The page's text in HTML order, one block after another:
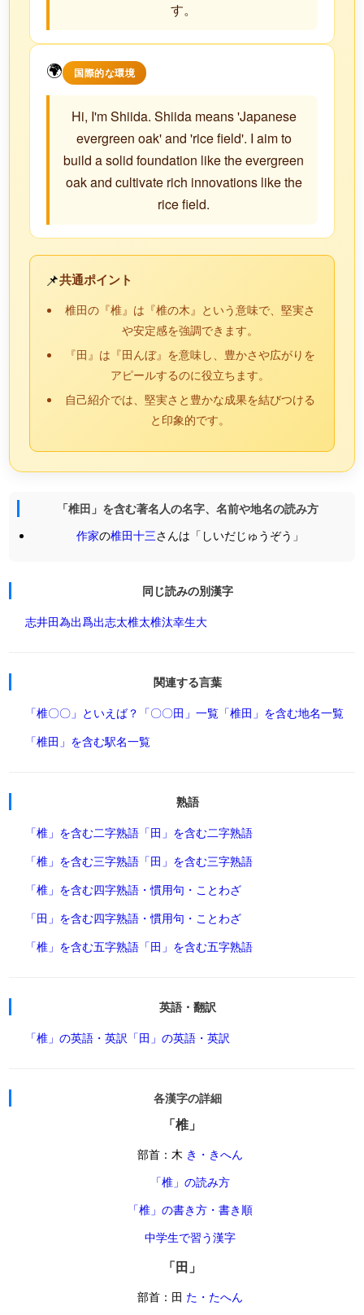
す。
🌍 国際的な環境
Hi, I'm Shiida. Shiida means 'Japanese
evergreen oak' and 'rice field'. I aim to
build a solid foundation like the evergreen
oak and cultivate rich innovations like the
rice field.
📌共通ポイント
椎田の『椎』は『椎の木』という意味で、堅実さ
や安定感を強調できます。
『田』は『田んぼ』を意味し、豊かさや広がりを
アピールするのに役立ちます。
自己紹介では、堅実さと豊かな成果を結びつける
と印象的です。
「椎田」を含む著名人の名字、名前や地名の読み方
作家の椎田十三さんは「しいだじゅうぞう」
同じ読みの別漢字
志井田為出爲出志太椎太椎汰幸生大
関連する言葉
「椎〇〇」といえば？ 「〇〇田」一覧 「椎田」を含む地名一覧
「椎田」を含む駅名一覧
熟語
「椎」を含む二字熟語 「田」を含む二字熟語
「椎」を含む三字熟語 「田」を含む三字熟語
「椎」を含む四字熟語・慣用句・ことわざ
「田」を含む四字熟語・慣用句・ことわざ
「椎」を含む五字熟語 「田」を含む五字熟語
英語・翻訳
「椎」の英語・英訳 「田」の英語・英訳
各漢字の詳細
「椎」
部首：木 き・きへん
「椎」の読み方
「椎」の書き方・書き順
中学生で習う漢字
「田」
部首：田 た・たへん